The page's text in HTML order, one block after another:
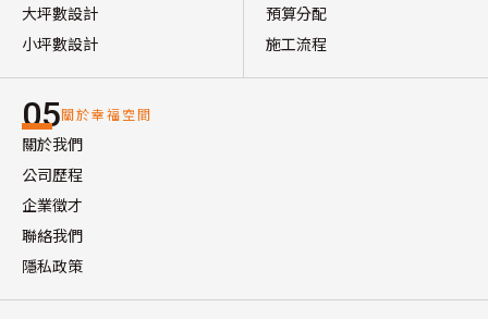
大坪數設計
小坪數設計
預算分配
施工流程
05關於幸福空間
關於我們
公司歷程
企業徵才
聯絡我們
隱私政策